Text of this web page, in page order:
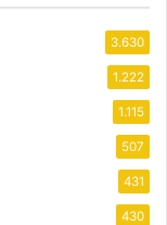
3.630
1.222
1.115
507
431
430